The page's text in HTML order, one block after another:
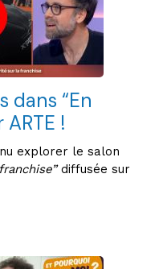
dans “En
!
explorer le salon
diffusée sur